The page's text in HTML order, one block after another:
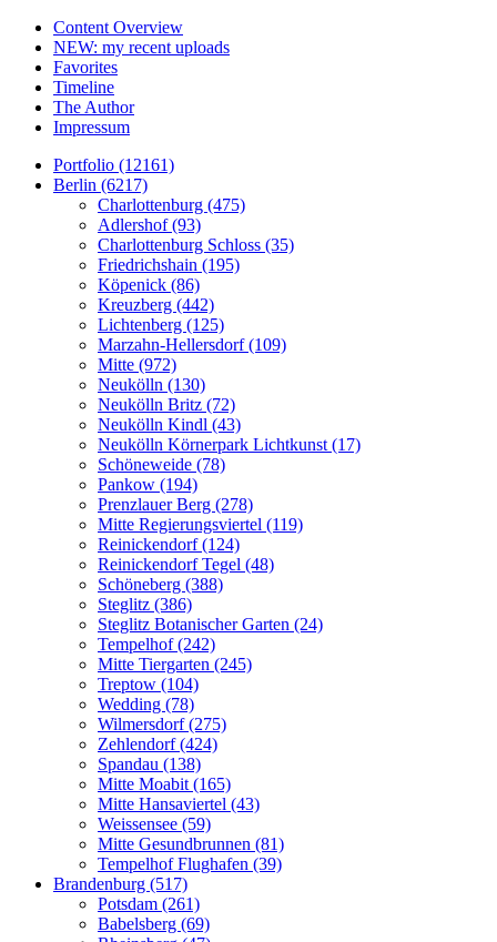
Content Overview
NEW: my recent uploads
Favorites
Timeline
The Author
Impressum
Portfolio (12161)
Berlin (6217)
Charlottenburg (475)
Adlershof (93)
Charlottenburg Schloss (35)
Friedrichshain (195)
Köpenick (86)
Kreuzberg (442)
Lichtenberg (125)
Marzahn-Hellersdorf (109)
Mitte (972)
Neukölln (130)
Neukölln Britz (72)
Neukölln Kindl (43)
Neukölln Körnerpark Lichtkunst (17)
Schöneweide (78)
Pankow (194)
Prenzlauer Berg (278)
Mitte Regierungsviertel (119)
Reinickendorf (124)
Reinickendorf Tegel (48)
Schöneberg (388)
Steglitz (386)
Steglitz Botanischer Garten (24)
Tempelhof (242)
Mitte Tiergarten (245)
Treptow (104)
Wedding (78)
Wilmersdorf (275)
Zehlendorf (424)
Spandau (138)
Mitte Moabit (165)
Mitte Hansaviertel (43)
Weissensee (59)
Mitte Gesundbrunnen (81)
Tempelhof Flughafen (39)
Brandenburg (517)
Potsdam (261)
Babelsberg (69)